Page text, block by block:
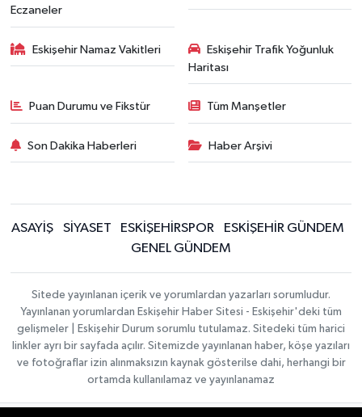
Eczaneler
Eskişehir Namaz Vakitleri
Eskişehir Trafik Yoğunluk
Haritası
Puan Durumu ve Fikstür Tüm Manşetler
Son Dakika Haberleri Haber Arşivi
ASAYİŞ SİYASET ESKİŞEHİRSPOR
ESKİŞEHİR GÜNDEM
GENEL GÜNDEM
Sitede yayınlanan içerik ve yorumlardan yazarları sorumludur.
Yayınlanan yorumlardan Eskişehir Haber Sitesi - Eskişehir'deki tüm
gelişmeler | Eskişehir Durum sorumlu tutulamaz. Sitedeki tüm harici
linkler ayrı bir sayfada açılır. Sitemizde yayınlanan haber, köşe yazıları
ve fotoğraflar izin alınmaksızın kaynak gösterilse dahi, herhangi bir
ortamda kullanılamaz ve yayınlanamaz